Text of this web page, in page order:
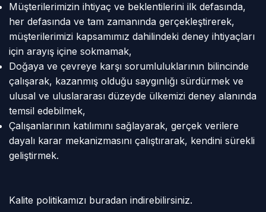
Müşterilerimizin ihtiyaç ve beklentilerini ilk defasında,
her defasında ve tam zamanında gerçekleştirerek,
müşterilerimizi kapsamımız dahilindeki deney ihtiyaçları
için arayış içine sokmamak,
Doğaya ve çevreye karşı sorumluluklarının bilincinde
çalışarak, kazanmış olduğu saygınlığı sürdürmek ve
ulusal ve uluslararası düzeyde ülkemizi deney alanında
temsil edebilmek,
Çalışanlarının katılımını sağlayarak, gerçek verilere
dayalı karar mekanizmasını çalıştırarak, kendini sürekli
geliştirmek.
Kalite politikamızı buradan indirebilirsiniz.